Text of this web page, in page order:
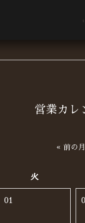
営業カレ
« 前の月
火
01